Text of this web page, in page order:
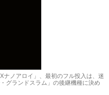
ナノアロイ」、最初のフル投入は、迷
グランドスラム」の後継機種に決め